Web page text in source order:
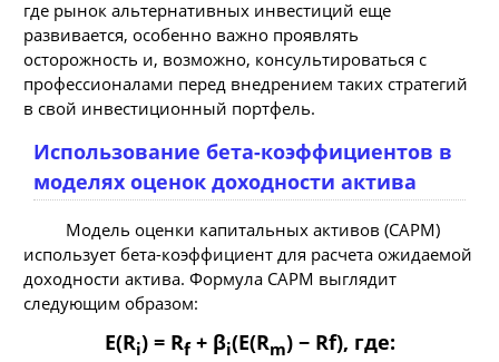
где рынок альтернативных инвестиций еще
развивается, особенно важно проявлять
осторожность и, возможно, консультироваться с
профессионалами перед внедрением таких стратегий
в свой инвестиционный портфель.
Использование бета-коэффициентов в
моделях оценок доходности актива
Модель оценки капитальных активов (CAPM)
использует бета-коэффициент для расчета ожидаемой
доходности актива. Формула CAPM выглядит
следующим образом:
E(Ri) = Rf+ βi(E(Rm) − Rf), где: